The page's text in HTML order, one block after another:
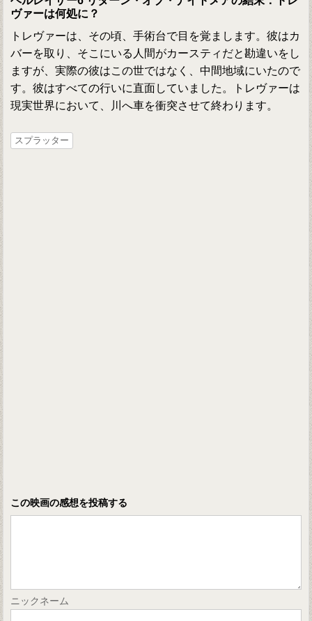
ヴァーは何処に？
トレヴァーは、その頃、手術台で目を覚まします。彼はカ
バーを取り、そこにいる人間がカースティだと勘違いをし
ますが、実際の彼はこの世ではなく、中間地域にいたので
す。彼はすべての行いに直面していました。トレヴァーは
現実世界において、川へ車を衝突させて終わります。
スプラッター
この映画の感想を投稿する
ニックネーム